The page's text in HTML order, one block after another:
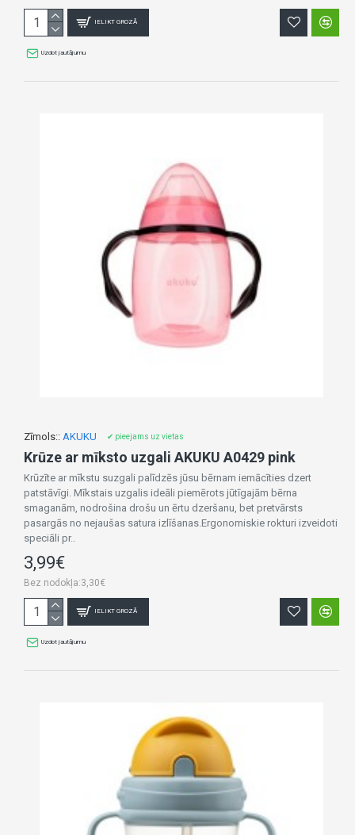
IELIKT GROZĀ
Uzdot jautājumu
Zīmols:: AKUKU ✔ pieejams uz vietas
Krūze ar mīksto uzgali AKUKU A0429 pink
Krūzīte ar mīkstu suzgali palīdzēs jūsu bērnam iemācīties dzert
patstāvīgi. Mīkstais uzgalis ideāli piemērots jūtīgajām bērna
smaganām, nodrošina drošu un ērtu dzeršanu, bet pretvārsts
pasargās no nejaušas satura izlīšanas.Ergonomiskie rokturi izveidoti
speciāli pr..
3,99€
Bez nodokļa:3,30€
IELIKT GROZĀ
Uzdot jautājumu